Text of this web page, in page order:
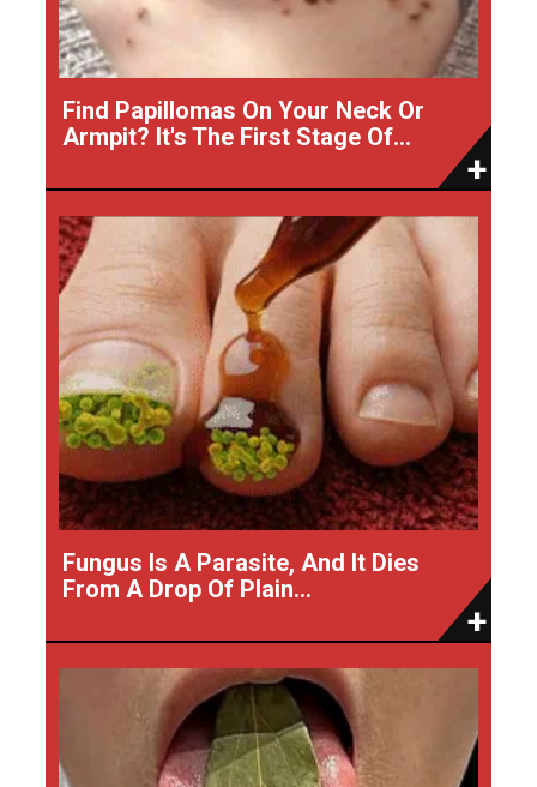
Find Papillomas On Your Neck Or
Armpit? It's The First Stage Of...
Fungus Is A Parasite, And It Dies
From A Drop Of Plain...